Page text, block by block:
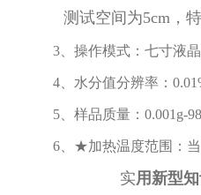
测试空间为5cm，
3、操作模式：七寸液
4、水分值分辨率：
5、样品质量：0.001g-
6、★加热温度范围：
实用新型